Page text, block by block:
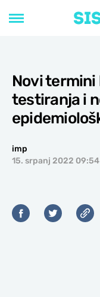
Novi
testiranja i
imp
15. srpanj 2022 09:54